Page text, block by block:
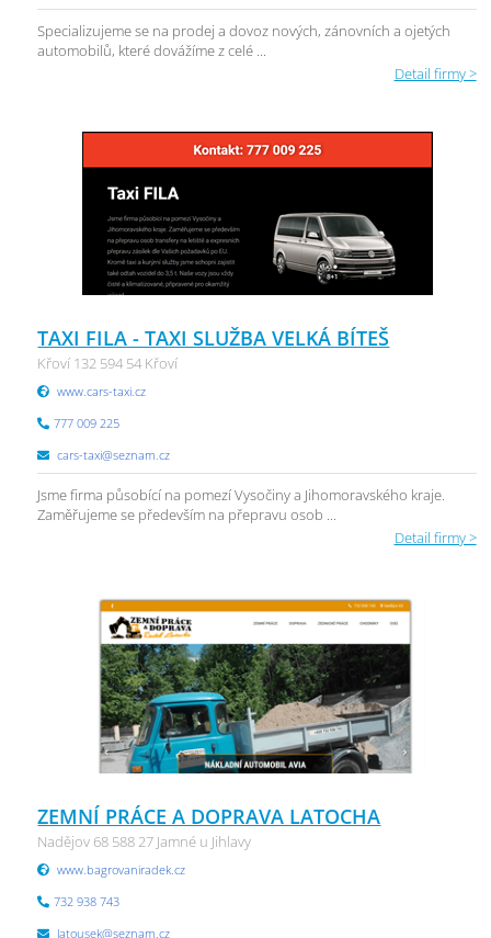
Specializujeme se na prodej a dovoz nových, zánovních a ojetých
automobilů, které dovážíme z celé ...
Detail firmy >
TAXI FILA - TAXI SLUŽBA VELKÁ BÍTEŠ
Křoví 132 594 54 Křoví
www.cars-taxi.cz
777 009 225
cars-taxi@seznam.cz
Jsme firma působící na pomezí Vysočiny a Jihomoravského kraje.
Zaměřujeme se především na přepravu osob ...
Detail firmy >
ZEMNÍ PRÁCE A DOPRAVA LATOCHA
Nadějov 68 588 27 Jamné u Jihlavy
www.bagrovaniradek.cz
732 938 743
latousek@seznam.cz